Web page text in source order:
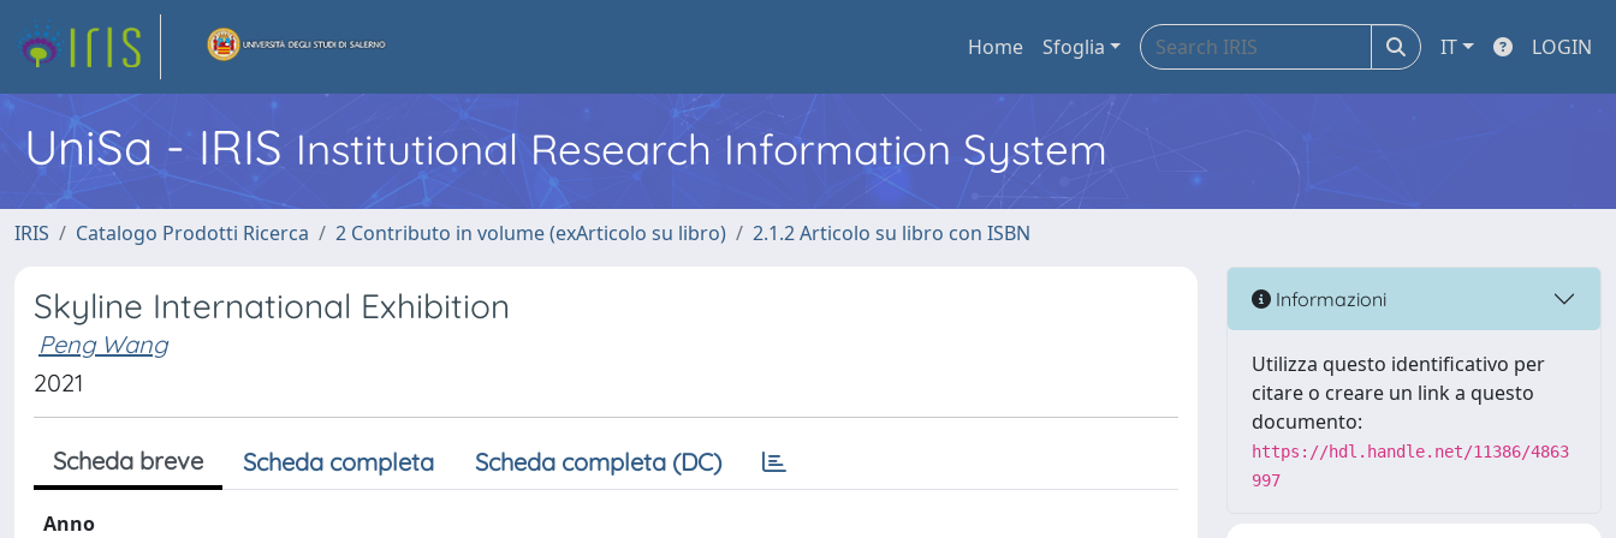
Home Sfoglia IT LOGIN
UniSa - IRIS Institutional Research Information System
IRIS Catalogo Prodotti Ricerca 2 Contributo in volume (exArticolo su libro) 2.1.2 Articolo su libro con ISBN
Skyline International Exhibition
Peng Wang
2021
Scheda breve Scheda completa Scheda completa (DC)
Anno
Informazioni
Utilizza questo identificativo per
citare o creare un link a questo
documento:
https://hdl.handle.net/11386/4863
997